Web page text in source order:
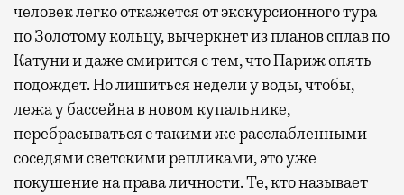
человек легко откажется от экскурсионного тура
по Золотому кольцу, вычеркнет из планов сплав по
Катуни и даже смирится с тем, что Париж опять
подождет. Но лишиться недели у воды, чтобы,
лежа у бассейна в новом купальнике,
перебрасываться с такими же расслабленными
соседями светскими репликами, это уже
покушение на права личности. Те, кто называет